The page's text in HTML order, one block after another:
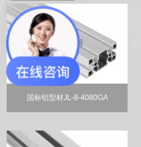
国标铝型材JL-8-4080GA